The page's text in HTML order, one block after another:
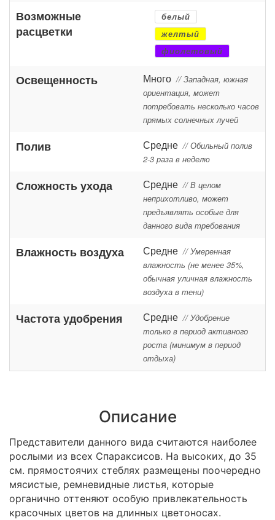
Возможные
расцветки
белый
желтый
фиолетовый
Освещенность Много // Западная, южная
ориентация, может
потребовать несколько часов
прямых солнечных лучей
Полив Средне // Обильный полив
2-3 раза в неделю
Сложность ухода Средне // В целом
неприхотливо, может
предъявлять особые для
данного вида требования
Влажность воздуха Средне // Умеренная
влажность (не менее 35%,
обычная уличная влажность
воздуха в тени)
Частота удобрения Средне // Удобрение
только в период активного
роста (минимум в период
отдыха)
Описание
Представители данного вида считаются наиболее
рослыми из всех Спараксисов. На высоких, до 35
см. прямостоячих стеблях размещены поочередно
мясистые, ремневидные листья, которые
органично оттеняют особую привлекательность
красочных цветов на длинных цветоносах.